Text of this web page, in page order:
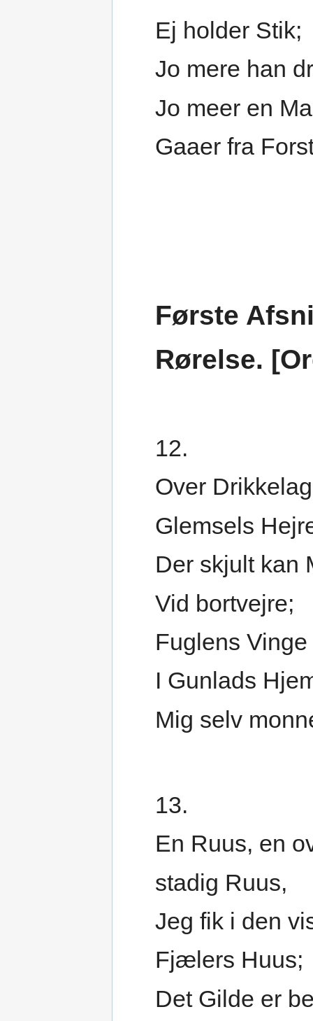
Ej holder Stik;
Jo mere han
Jo meer en
Gaaer fra
Første
Rørelse.
12.
Over
Glemsels
Der skjult kan
Vid bortvejre;
Fuglens Vinge
I Gunlads
Mig selv
13.
En Ruus, en
stadig Ruus,
Jeg fik i den
Fjælers Huus;
Det Gilde er